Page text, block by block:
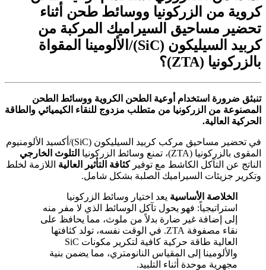
كروية من الزركونيا ووسائط طحن أثناء
تحضير مساحيق السيراميك المركبة من
كربيد السيليكون (SiC)/الألومينا المقواة
بالزركونيا (ZTA)؟
تنبثق ضرورة استخدام أوعية الطحن الكروية ووسائط الطحن
المصنوعة من الزركونيا من متطلب مزدوج للنقاء الكيميائي والطاقة
الحركية العالية.
في تحضير مساحيق مركب كربيد السيليكون (SiC)/أكسيد الألومنيوم
المقوى بالزركونيا (ZTA)، تمنع وسائط الزركونيا
التلوث الخارجي
الناتج عن التآكل الكاشط مع توفيركثافة التأثير العالية اللازمة لخلط
وتكرير جزيئات السيراميك الصلبة بشكل شامل.
الخلاصة الأساسية يعد اختيار وسائط الزركونيا
استراتيجياً: فهو يحول تآكل الوسائط الذي لا مفر منه
إلى إضافة غير ضارة بدلاً من ملوث، مما يحافظ على
نقاء مصفوفة ZTA. في الوقت نفسه، تولد كثافتها
العالية طاقة حركية كافية لتكرير مكونات SiC
والألومينا إلى المقياس النانومتري، مما يضمن بنية
مجهرية موحدة أثناء التلبيد.